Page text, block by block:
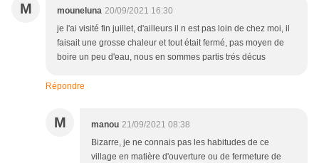
M mouneluna 20/09/2021 16:30
je l'ai visité fin juillet, d'ailleurs il n est pas loin de chez moi, il
faisait une grosse chaleur et tout était fermé, pas moyen de
boire un peu d'eau, nous en sommes partis trés décus
Répondre
M manou 21/09/2021 08:38
Bizarre, je ne connais pas les habitudes de ce
village en matière d'ouverture ou de fermeture de